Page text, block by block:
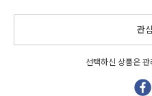
관
선택하신 상품은